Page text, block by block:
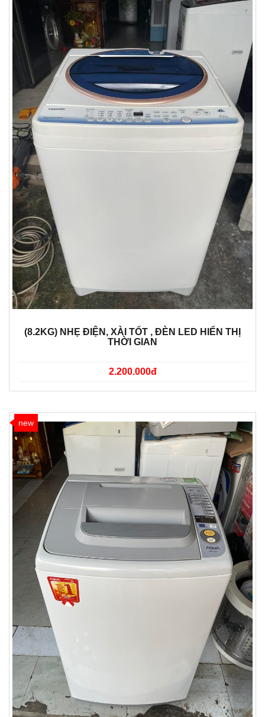
(8.2KG) NHẸ ĐIỆN, XÀI TỐT , ĐÈN LED HIỂN THỊ
THỜI GIAN
2.200.000đ
new